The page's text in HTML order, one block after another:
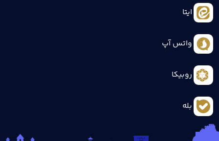
ایتا
واتس آپ
روبیکا
بله